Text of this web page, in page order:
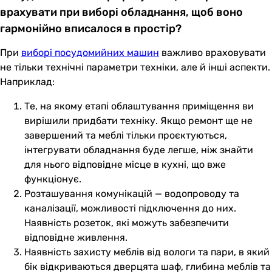
врахувати при виборі обладнання, щоб воно
гармонійно вписалося в простір?
При виборі посудомийних машин важливо враховувати
не тільки технічні параметри техніки, але й інші аспекти.
Наприклад:
Те, на якому етапі облаштування приміщення ви
вирішили придбати техніку. Якщо ремонт ще не
завершений та меблі тільки проєктуються,
інтегрувати обладнання буде легше, ніж знайти
для нього відповідне місце в кухні, що вже
функціонує.
Розташування комунікацій — водопроводу та
каналізації, можливості підключення до них.
Наявність розеток, які можуть забезпечити
відповідне живлення.
Наявність захисту меблів від вологи та пари, в який
бік відкриваються дверцята шаф, глибина меблів та